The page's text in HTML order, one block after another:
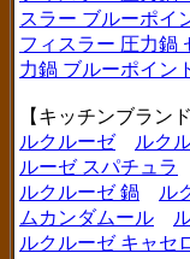
スラー ブルーポイ
フィスラー 圧力鍋
力鍋 ブルーポイン
【キッチンブラン
ルクルーゼ
ルク
ルーゼ スパチュラ
ルクルーゼ 鍋
ル
ムカンダムール
ルクルーゼ キャセ